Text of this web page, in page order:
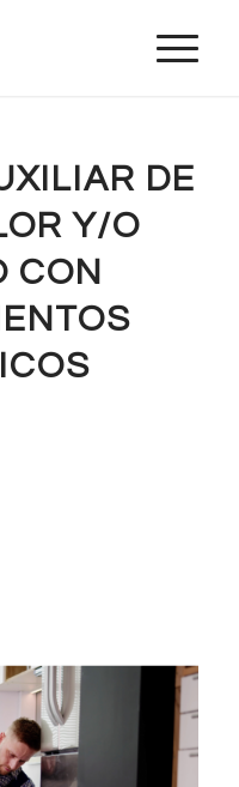
DE
Y/O
CON